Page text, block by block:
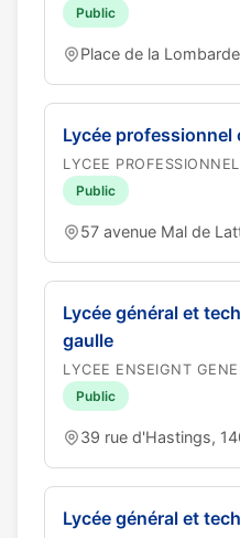
Public
Place de la
Lycée professionnel
LYCEE PROFESSIONNEL
Public
57 avenue Mal de
Lycée général et
gaulle
LYCEE ENSEIGNT
Public
39 rue d'Hastings,
Lycée général et